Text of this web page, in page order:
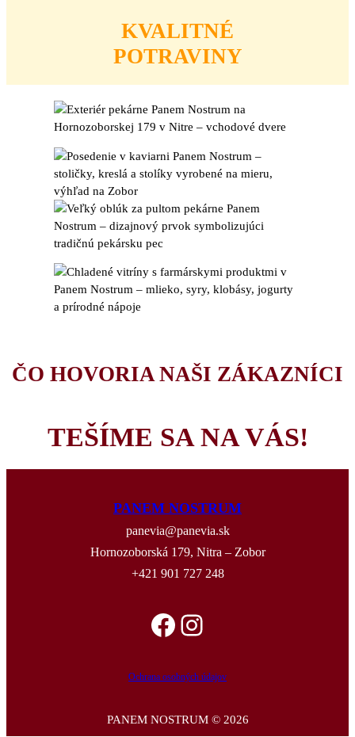
KVALITNÉ
POTRAVINY
ČO HOVORIA NAŠI ZÁKAZNÍCI
TEŠÍME SA NA VÁS!
PANEM NOSTRUM
panevia@panevia.sk
Hornozoborská 179, Nitra – Zobor
+421 901 727 248
Facebook Instagram
Ochrana osobných údajov
PANEM NOSTRUM © 2026